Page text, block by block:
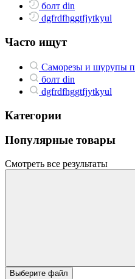
болт din
dgfrdfhggtfjytkyul
Часто ищут
Саморезы и шурупы
болт din
dgfrdfhggtfjytkyul
Категории
Популярные товары
Смотреть все результаты
Выберите файл